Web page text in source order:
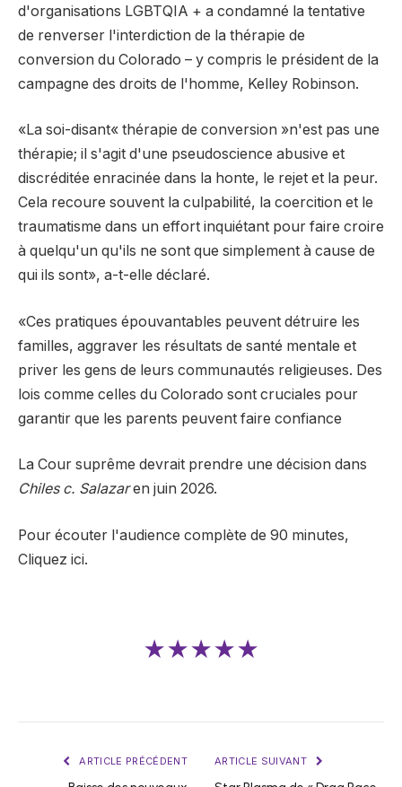
d'organisations LGBTQIA + a condamné la tentative
de renverser l'interdiction de la thérapie de
conversion du Colorado – y compris le président de la
campagne des droits de l'homme, Kelley Robinson.
«La soi-disant« thérapie de conversion »n'est pas une
thérapie; il s'agit d'une pseudoscience abusive et
discréditée enracinée dans la honte, le rejet et la peur.
Cela recoure souvent la culpabilité, la coercition et le
traumatisme dans un effort inquiétant pour faire croire
à quelqu'un qu'ils ne sont que simplement à cause de
qui ils sont», a-t-elle déclaré.
«Ces pratiques épouvantables peuvent détruire les
familles, aggraver les résultats de santé mentale et
priver les gens de leurs communautés religieuses. Des
lois comme celles du Colorado sont cruciales pour
garantir que les parents peuvent faire confiance
La Cour suprême devrait prendre une décision dans
Chiles c. Salazaren juin 2026.
Pour écouter l'audience complète de 90 minutes,
Cliquez ici.
★★★★★
ARTICLE PRÉCÉDENT ARTICLE SUIVANT